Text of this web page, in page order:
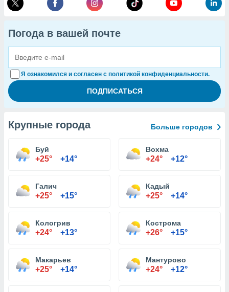
Погода в вашей почте
Я ознакомился и согласен с политикой конфиденциальности.
Крупные города Больше городов
Буй
+25° +14°
Вохма
+24° +12°
Галич
+25° +15°
Кадый
+25° +14°
Кологрив
+24° +13°
Кострома
+26° +15°
Макарьев
+25° +14°
Мантурово
+24° +12°